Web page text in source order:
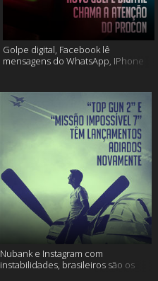
Golpe digital, Facebook lê
mensagens do WhatsApp, IPhone
Nubank e Instagram com
instabilidades, brasileiros são os